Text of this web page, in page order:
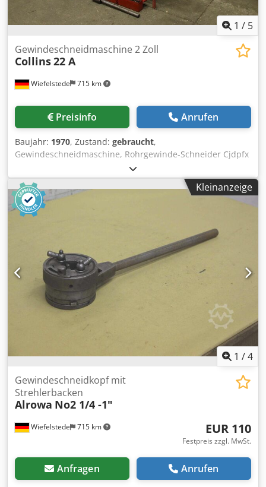
1 / 5
Wiefelstede 715 km
Gewindeschneidmaschine 2 Zoll
Collins22 A
Preisinfo Anrufen
Baujahr: 1970, Zustand: gebraucht,
Gewindeschneidmaschine, Rohrgewinde-Schneider Cjdpfx
Aed Nadbjm Rerf -für Rohrgröße: max. 2 Zoll -mit:
Schneidbacken -Drehzahl: U/min -Fußschalter mit Notaus
Funktion -Rohrschneider -Innenentgrater -
Betriebsspannung: 220 Volt -Abmessungen:
1200/660/H1250 mm -Gewicht: 166 kg
Kleinanzeige
1 /4
Wiefelstede 715 km
Gewindeschneidkopf mit
Strehlerbacken
Alrowa No2 1/4 -1"
EUR 110
Festpreis zzgl. MwSt.
Anfragen Anrufen